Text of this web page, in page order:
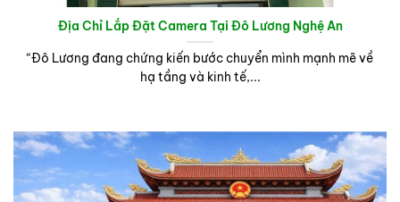
Địa Chỉ Lắp Đặt Camera Tại Đô Lương Nghệ An
“Đô Lương đang chứng kiến bước chuyển mình mạnh mẽ về
hạ tầng và kinh tế,...